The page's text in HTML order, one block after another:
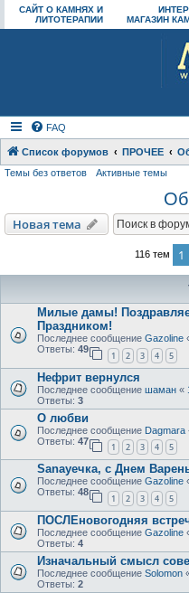
САЙТ О КАМНЯХ И
ЛИТОТЕРАПИИ
МАГАЗИН
FAQ
Список форумов ПРОЧЕЕ
Темы без ответов Активные темы
Новая тема
116 тем 1
Милые дамы!
Праздником!
Последнее сообщение Gazoline
Ответы: 49
1 2 3 4 5
Нефрит вернулся
Последнее сообщение шаман «
Ответы: 3
О любви
Последнее сообщение Dagmara
Ответы: 47
1 2 3 4 5
Sanayeчка, с Днем
Последнее сообщение Gazoline
Ответы: 48
1 2 3 4 5
ПОСЛЕновогодняя
Последнее сообщение Gazoline
Ответы: 4
Изначальный смысл
Последнее сообщение Solomon
Ответы: 2